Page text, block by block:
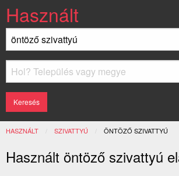
Használt
HASZNÁLT SZIVATTYÚ JELENLEGI:
ÖNTÖZŐ SZIVATTYÚ
Használt öntöző szivattyú